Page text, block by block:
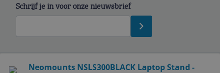
Neomounts NSLS300BLACK Laptop Stand -
Schrijf je in voor onze nieuwsbrief